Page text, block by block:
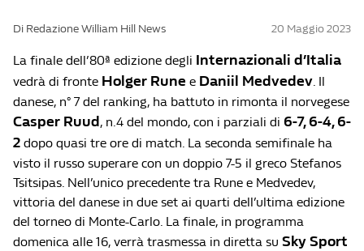
Di Redazione William Hill News 20 Maggio 2023
La finale dell’80ª edizione degli Internazionali d’Italia
vedrà di fronte Holger Rune e Daniil Medvedev. Il
danese, n° 7 del ranking, ha battuto in rimonta il norvegese
Casper Ruud , n.4 del mondo, con i parziali di 6-7, 6-4, 6-
2 dopo quasi tre ore di match. La seconda semifinale ha
visto il russo superare con un doppio 7-5 il greco Stefanos
Tsitsipas. Nell’unico precedente tra Rune e Medvedev,
vittoria del danese in due set ai quarti dell’ultima edizione
del torneo di Monte-Carlo. La finale, in programma
domenica alle 16, verrà trasmessa in diretta su Sky Sport